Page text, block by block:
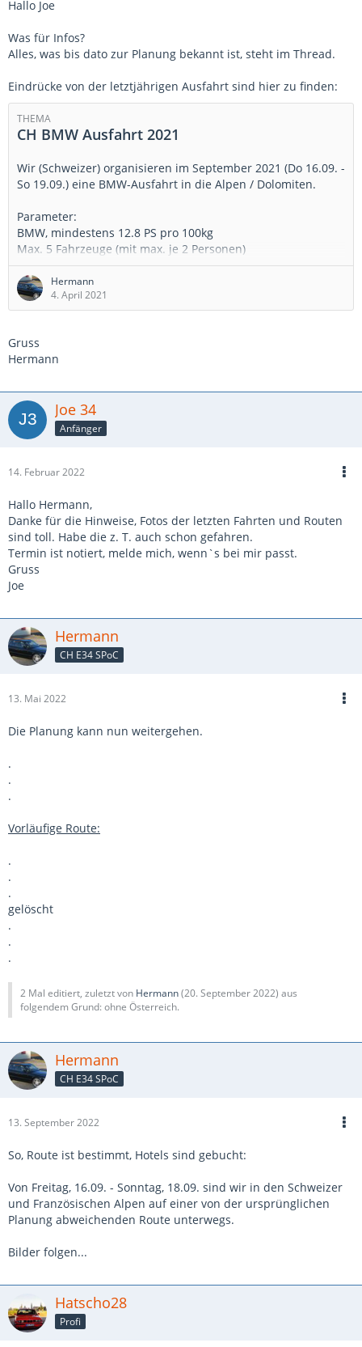
Hallo Joe
Was für Infos?
Alles, was bis dato zur Planung bekannt ist, steht im Thread.
Eindrücke von der letztjährigen Ausfahrt sind hier zu finden:
THEMA
CH BMW Ausfahrt 2021
Wir (Schweizer) organisieren im September 2021 (Do 16.09. -
So 19.09.) eine BMW-Ausfahrt in die Alpen / Dolomiten.
Parameter:
BMW, mindestens 12.8 PS pro 100kg
Max. 5 Fahrzeuge (mit max. je 2 Personen)
Anmeldeschluss: 30.06.2021
Anmeldestatus:
Hermann, E34 M5T, definitiv
Niko, E91 340, prov.
Motto: "Eile mit Weile"
Grüsse
Hermann
4. April 2021
Gruss
Hermann
Joe 34
Anfänger
14. Februar 2022
Hallo Hermann,
Danke für die Hinweise, Fotos der letzten Fahrten und Routen
sind toll. Habe die z. T. auch schon gefahren.
Termin ist notiert, melde mich, wenn`s bei mir passt.
Gruss
Joe
Hermann
CH E34 SPoC
13. Mai 2022
Die Planung kann nun weitergehen.
.
.
.
Vorläufige Route:
.
.
.
gelöscht
.
.
.
2 Mal editiert, zuletzt von Hermann(20. September 2022) aus
folgendem Grund: ohne Österreich.
Hermann
CH E34 SPoC
13. September 2022
So, Route ist bestimmt, Hotels sind gebucht:
Von Freitag, 16.09. - Sonntag, 18.09. sind wir in den Schweizer
und Französischen Alpen auf einer von der ursprünglichen
Planung abweichenden Route unterwegs.
Bilder folgen...
Hatscho28
Profi